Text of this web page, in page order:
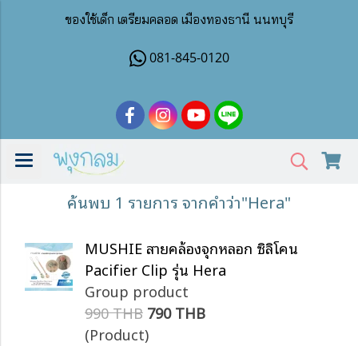
ของใช้เด็ก เตรียมคลอด เมืองทองธานี นนทบุรี
081-845-0120
ค้นพบ 1 รายการ จากคำว่า"Hera"
MUSHIE สายคล้องจุกหลอก ซิลิโคน
Pacifier Clip รุ่น Hera
Group product
990 THB 790 THB
(Product)